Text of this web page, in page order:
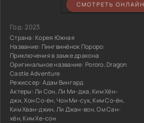
СМОТРЕТЬ ОНЛАЙН
Год:2023
Страна: Корея Южная
Название: Пингвинёнок Пороро:
Приключения в замке дракона
Оригинальное название: Pororo, Dragon
Castle Adventure
Режиссер: Адам Вингард
Актеры:Ли Сон, Ли Ми-джа, Ким Хён-
джи, Хон Со-ён, Чон Ми-сук, Ким Со-ён,
Ким Хван-джин, Ли Джан-вон, Ом Сан-
хён, Ким Хе-сон